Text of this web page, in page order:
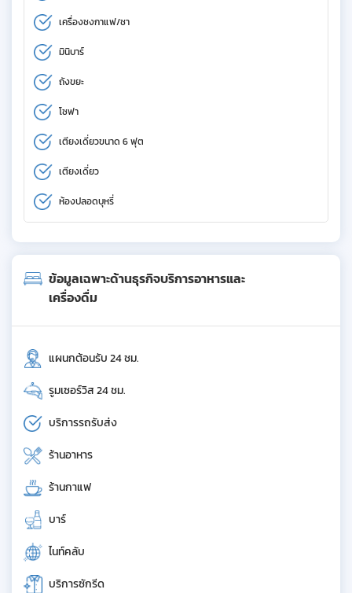
เครื่องชงกาแฟ/ชา
มินิบาร์
ถังขยะ
โซฟา
เตียงเดี่ยวขนาด 6 ฟุต
เตียงเดี่ยว
ห้องปลอดบุหรี่
ข้อมูลเฉพาะด้านธุรกิจบริการอาหารและ
เครื่องดื่ม
แผนกต้อนรับ 24 ชม.
รูมเซอร์วิส 24 ชม.
บริการรถรับส่ง
ร้านอาหาร
ร้านกาแฟ
บาร์
ไนท์คลับ
บริการซักรีด